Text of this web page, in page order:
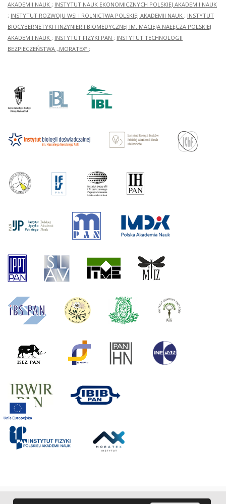
AKADEMII NAUK ; INSTYTUT NAUK EKONOMICZNYCH POLSKIEJ AKADEMII NAUK
; INSTYTUT ROZWOJU WSI I ROLNICTWA POLSKIEJ AKADEMII NAUK ; INSTYTUT
BIOCYBERNETYKI I INŻYNIERII BIOMEDYCZNEJ IM. MACIEJA NAŁĘCZA POLSKIEJ
AKADEMII NAUK ; INSTYTUT FIZYKI PAN ; INSTYTUT TECHNOLOGII
BEZPIECZEŃSTWA „MORATEX” ;